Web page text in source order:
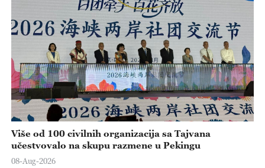
Više od 100 civilnih organizacija sa Tajvana
učestvovalo na skupu razmene u Pekingu
08-Aug-2026